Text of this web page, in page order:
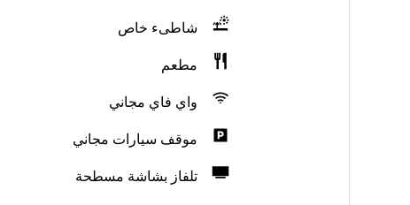
شاطىء خاص
مطعم
واي فاي مجاني
موقف سيارات مجاني
تلفاز بشاشة مسطحة